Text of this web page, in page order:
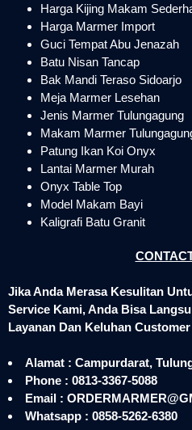
Harga Kijing Makam
Harga Marmer Import
Guci Tempat Abu Jenazah
Batu Nisan Tancap
Bak Mandi Teraso Sidoarjo
Meja Marmer Lesehan
Jenis Marmer Tulungagung
Makam Marmer
Patung Ikan Koi Onyx
Lantai Marmer Murah
Onyx Table Top
Model Makam Bayi
Kaligrafi Batu Granit
Jika Anda Merasa Kesulitan
Service Kami, Anda Bisa
Layanan Dan Keluhan
Alamat : Campurdarat,
Phone : 0813-3367-5088
Email :
Whatsapp : 0858-5262-6380